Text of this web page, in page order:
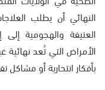
النهائي أن يطلب
العنيفة والهجومية
الأمراض التي تُعد
بأفكار انتحارية أو